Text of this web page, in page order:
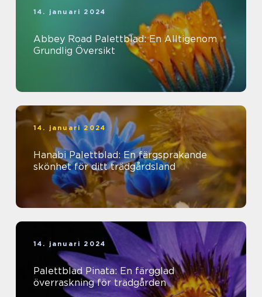
14. januari 2024
Abbey Road Palettblad: En Alltigenom
Grundlig Översikt
14. januari 2024
Hanabi Palettblad: En färgsprakande
skönhet för ditt trädgårdsland
14. januari 2024
Palettblad Pinata: En färgglad
överraskning för trädgården